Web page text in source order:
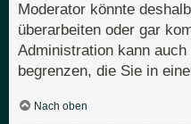
Moderator könnte
überarbeiten oder gar
Administration kann
begrenzen, die Sie in
Nach oben